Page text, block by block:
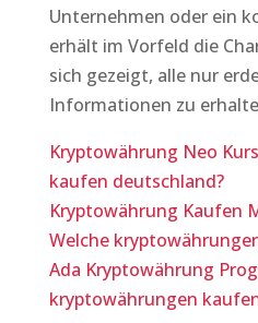
Unternehmen oder ein
erhält im Vorfeld die
sich gezeigt, alle nur
Informationen zu
Kryptowährung Neo
kaufen deutschland?
Kryptowährung Kaufen
Welche
Ada Kryptowährung
kryptowährungen